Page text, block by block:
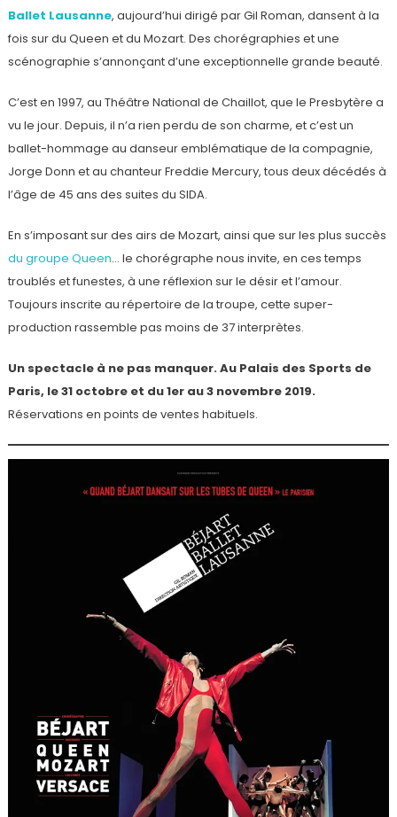
Ballet Lausanne, aujourd’hui dirigé par Gil Roman, dansent à la
fois sur du Queen et du Mozart. Des chorégraphies et une
scénographie s’annonçant d’une exceptionnelle grande beauté.
C’est en 1997, au Théâtre National de Chaillot, que le Presbytère a
vu le jour. Depuis, il n’a rien perdu de son charme, et c’est un
ballet-hommage au danseur emblématique de la compagnie,
Jorge Donn et au chanteur Freddie Mercury, tous deux décédés à
l’âge de 45 ans des suites du SIDA.
En s’imposant sur des airs de Mozart, ainsi que sur les plus succès
du groupe Queen… le chorégraphe nous invite, en ces temps
troublés et funestes, à une réflexion sur le désir et l’amour.
Toujours inscrite au répertoire de la troupe, cette super-
production rassemble pas moins de 37 interprètes.
Un spectacle à ne pas manquer. Au Palais des Sports de
Paris, le 31 octobre et du 1er au 3 novembre 2019.
Réservations en points de ventes habituels.